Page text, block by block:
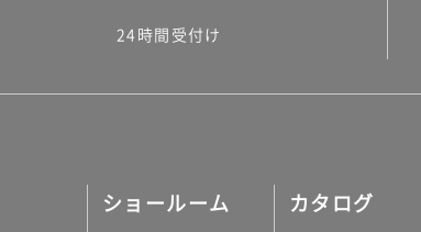
24時間受付け
ショールーム カタログ